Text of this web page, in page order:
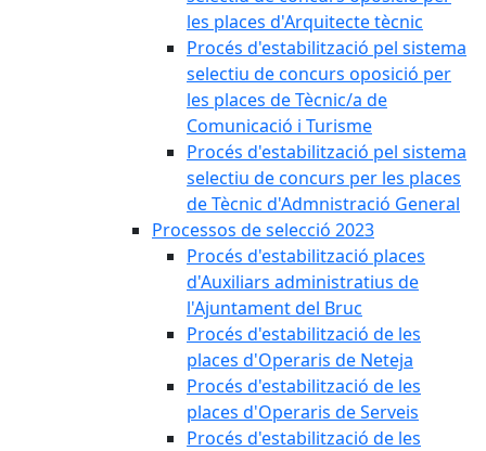
les places d'Arquitecte tècnic
Procés d'estabilització pel sistema
selectiu de concurs oposició per
les places de Tècnic/a de
Comunicació i Turisme
Procés d'estabilització pel sistema
selectiu de concurs per les places
de Tècnic d'Admnistració General
Processos de selecció 2023
Procés d'estabilització places
d'Auxiliars administratius de
l'Ajuntament del Bruc
Procés d'estabilització de les
places d'Operaris de Neteja
Procés d'estabilització de les
places d'Operaris de Serveis
Procés d'estabilització de les